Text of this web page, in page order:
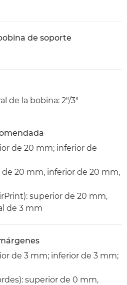
de soporte
de la bobina: 2"/3"
de 20 mm; inferior de
20 mm, inferior de 20 mm,
superior de 20 mm,
de 3 mm
de 3 mm; inferior de 3 mm;
superior de 0 mm,